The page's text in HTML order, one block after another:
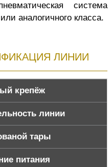
система
аналогичного класса.
ЛИНИИ
крепёж
линии
тары
питания